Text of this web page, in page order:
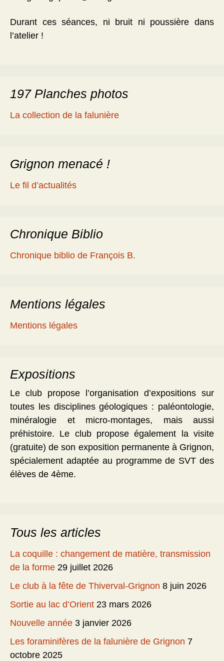
Durant ces séances, ni bruit ni poussière dans
l’atelier !
197 Planches photos
La collection de la falunière
Grignon menacé !
Le fil d’actualités
Chronique Biblio
Chronique biblio de François B.
Mentions légales
Mentions légales
Expositions
Le club propose l’organisation d’expositions sur
toutes les disciplines géologiques : paléontologie,
minéralogie et micro-montages, mais aussi
préhistoire. Le club propose également la visite
(gratuite) de son exposition permanente à Grignon,
spécialement adaptée au programme de SVT des
élèves de 4ème.
Tous les articles
La coquille : changement de matière, transmission
de la forme 29 juillet 2026
Le club à la fête de Thiverval-Grignon 8 juin 2026
Sortie au lac d’Orient 23 mars 2026
Nouvelle année 3 janvier 2026
Les foraminifères de la falunière de Grignon 7
octobre 2025